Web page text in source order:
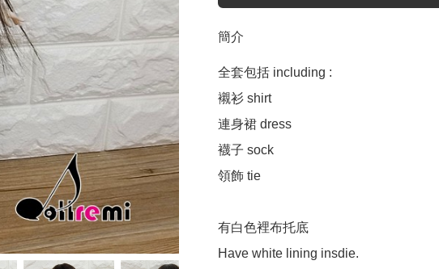
簡介
全套包括 including :
襯衫 shirt
連身裙 dress
襪子 sock
領飾 tie
有白色裡布托底